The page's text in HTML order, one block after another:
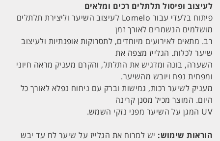
לעיצוב ופיסול תלתלים רכים ומלאים
פיתוח בלעדי עבור Lomelo לעיצוב השיער וליצירת תלתלים
מושלמים הנשמרים לאורך זמן
רב. מתאים לאירועים מיוחדים, לתסרוקות אופנתיות ולעיצוב
שיער לכלות. הגלייז מצפה את
השערה, בונה ומדגיש את התלתל, והקרם מעניק מראה חיוני
ומפחית נפח ויובש מהשיער.
מעניק לשיער רכות, גמישות וברק עם ניחוח נפלא לאורך כל
היום. המוצר מכיל מסנן קרינה
UV המגן על השיער מפני נזקי השמש.
הוראות שימוש: יש למרוח את הגלייז על שיער לח עד יבש